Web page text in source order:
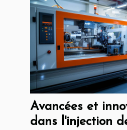
Avancées et
dans l'injection